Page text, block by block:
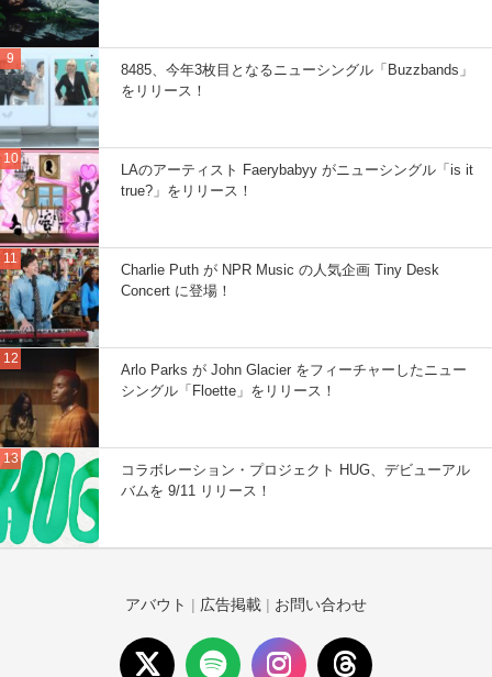
8485、今年3枚目となるニューシングル「Buzzbands」
をリリース！
LAのアーティスト Faerybabyy がニューシングル「is it
true?」をリリース！
Charlie Puth が NPR Music の人気企画 Tiny Desk
Concert に登場！
Arlo Parks が John Glacier をフィーチャーしたニュー
シングル「Floette」をリリース！
コラボレーション・プロジェクト HUG、デビューアル
バムを 9/11 リリース！
アバウト | 広告掲載 | お問い合わせ